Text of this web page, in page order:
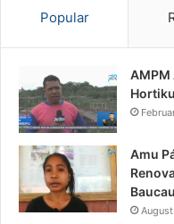
Popular
Amu